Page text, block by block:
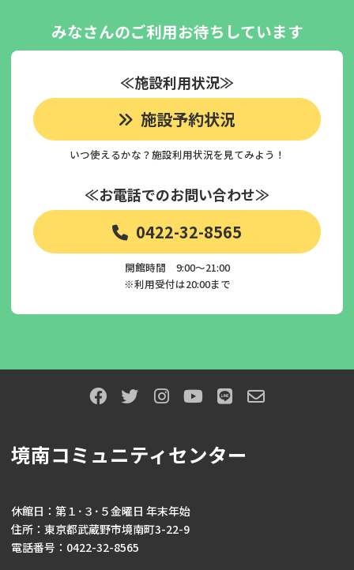
みなさんのご利用お待ちしています
≪施設利用状況≫
施設予約状況
いつ使えるかな？施設利用状況を見てみよう！
≪お電話でのお問い合わせ≫
0422-32-8565
開館時間 9:00～21:00
※利用受付は20:00まで
境南コミュニティセンター
休館日：第１･３･５金曜日 年末年始
住所：東京都武蔵野市境南町3-22-9
電話番号：0422-32-8565